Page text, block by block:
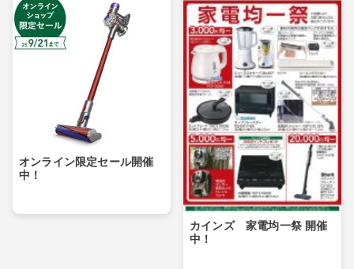
オンライン限定セール開催
中！
カインズ 家電均一祭 開催
中！